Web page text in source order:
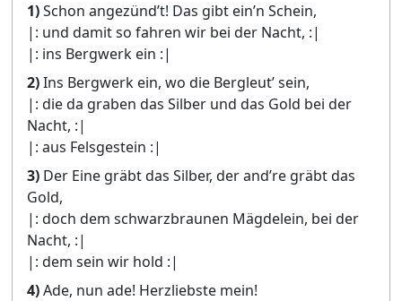
1)Schon angezünd’t! Das gibt ein’n Schein,
|: und damit so fahren wir bei der Nacht, :|
|: ins Bergwerk ein :|
2)Ins Bergwerk ein, wo die Bergleut’ sein,
|: die da graben das Silber und das Gold bei der
Nacht, :|
|: aus Felsgestein :|
3) Der Eine gräbt das Silber, der and’re gräbt das
Gold,
|: doch dem schwarzbraunen Mägdelein, bei der
Nacht, :|
|: dem sein wir hold :|
4)Ade, nun ade! Herzliebste mein!